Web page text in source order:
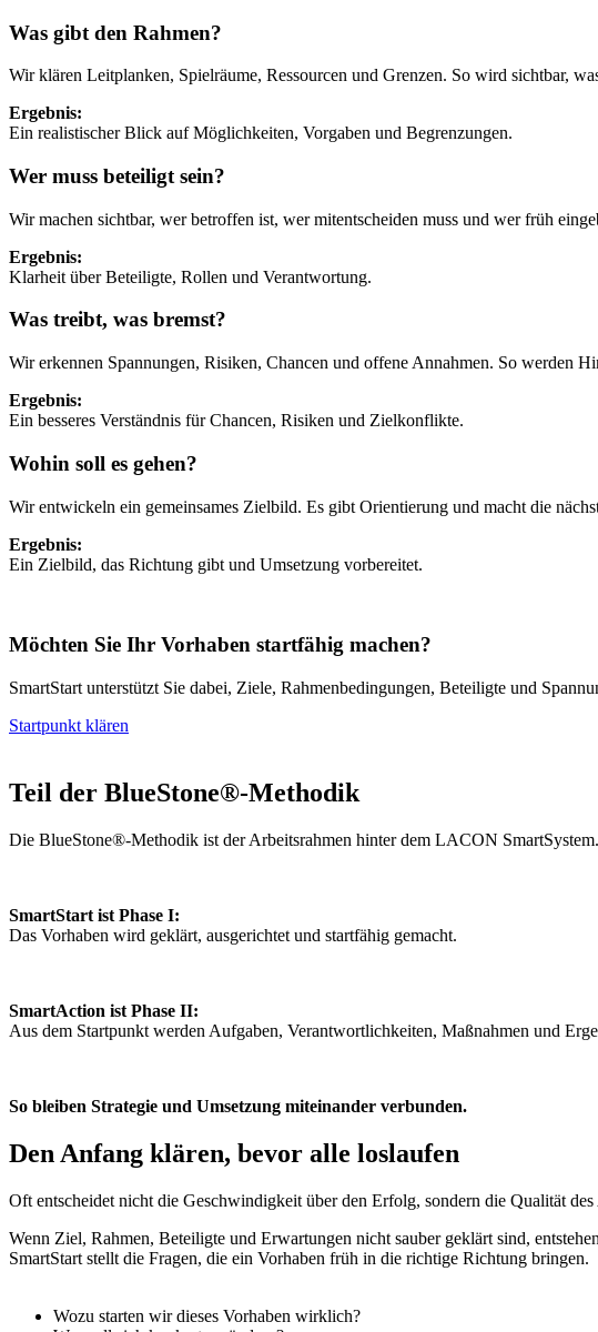
Was gibt den Rahmen?
Wir klären Leitplanken, Spielräume, Ressourcen und Grenzen. So wird sichtbar,
Ergebnis:
Ein realistischer Blick auf Möglichkeiten, Vorgaben und Begrenzungen.
Wer muss beteiligt sein?
Wir machen sichtbar, wer betroffen ist, wer mitentscheiden muss und wer früh
Ergebnis:
Klarheit über Beteiligte, Rollen und Verantwortung.
Was treibt, was bremst?
Wir erkennen Spannungen, Risiken, Chancen und offene Annahmen. So werden
Ergebnis:
Ein besseres Verständnis für Chancen, Risiken und Zielkonflikte.
Wohin soll es gehen?
Wir entwickeln ein gemeinsames Zielbild. Es gibt Orientierung und macht die
Ergebnis:
Ein Zielbild, das Richtung gibt und Umsetzung vorbereitet.
Möchten Sie Ihr Vorhaben startfähig machen?
SmartStart unterstützt Sie dabei, Ziele, Rahmenbedingungen, Beteiligte und
Startpunkt klären
Teil der BlueStone®-Methodik
Die BlueStone®-Methodik ist der Arbeitsrahmen hinter dem LACON
SmartStart ist Phase I:
Das Vorhaben wird geklärt, ausgerichtet und startfähig gemacht.
SmartAction ist Phase II:
Aus dem Startpunkt werden Aufgaben, Verantwortlichkeiten, Maßnahmen und
So bleiben Strategie und Umsetzung miteinander verbunden.
Den Anfang klären, bevor alle loslaufen
Oft entscheidet nicht die Geschwindigkeit über den Erfolg, sondern die Qualität des
Wenn Ziel, Rahmen, Beteiligte und Erwartungen nicht sauber geklärt sind,
SmartStart stellt die Fragen, die ein Vorhaben früh in die richtige Richtung bringen.
Wozu starten wir dieses Vorhaben wirklich?